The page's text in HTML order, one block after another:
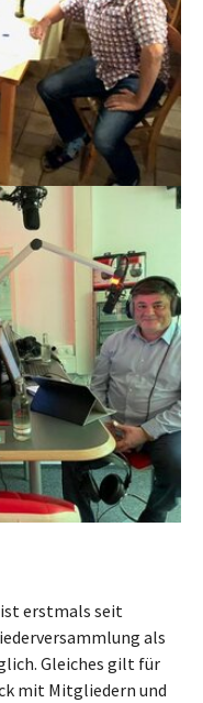
erstmals seit
als
Gleiches gilt für
mit Mitgliedern und